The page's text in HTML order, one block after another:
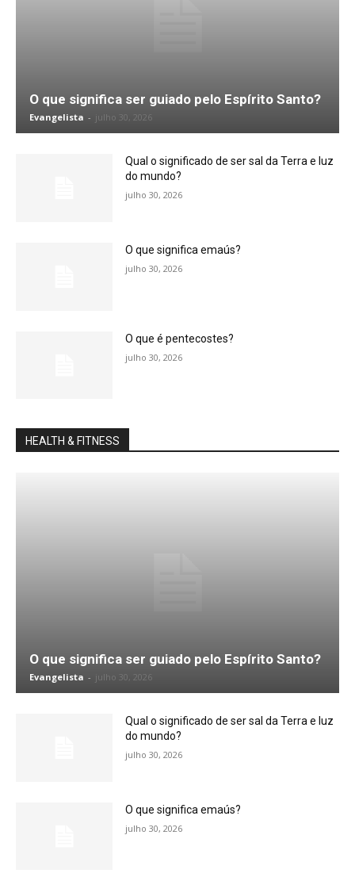
O que significa ser guiado pelo Espírito Santo?
Evangelista - julho 30, 2026
Qual o significado de ser sal da Terra e luz
do mundo?
julho 30, 2026
O que significa emaús?
julho 30, 2026
O que é pentecostes?
julho 30, 2026
HEALTH & FITNESS
O que significa ser guiado pelo Espírito Santo?
Evangelista - julho 30, 2026
Qual o significado de ser sal da Terra e luz
do mundo?
julho 30, 2026
O que significa emaús?
julho 30, 2026